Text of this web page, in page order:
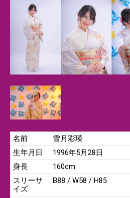
名前
雪月彩瑛
生年月日
1996年5月28日
身長
160cm
スリーサ
イズ
B88 / W58 / H85